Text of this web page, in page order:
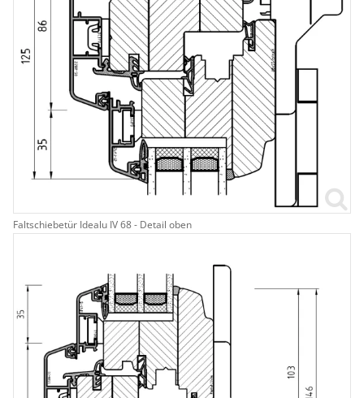
Sonnenschutz
Zäune & Tore
Garagentore
Kontakt / Hilfe
Faltschiebetür Idealu IV 68 - Detail oben